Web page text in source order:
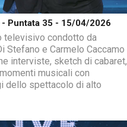
- Puntata 35 - 15/04/2026
televisivo condotto da
Stefano e Carmelo Caccamo
interviste, sketch di cabaret,
musicali con
dello spettacolo di alto